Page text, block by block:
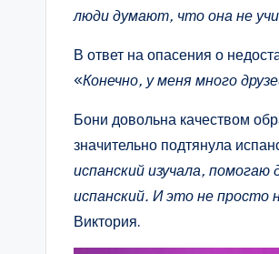
люди думают, что она не
В ответ на опасения о
«Конечно, у меня много
Бони довольна качеством
значительно подтянула
испанский изучала,
испанский. И это не просто
Виктория.